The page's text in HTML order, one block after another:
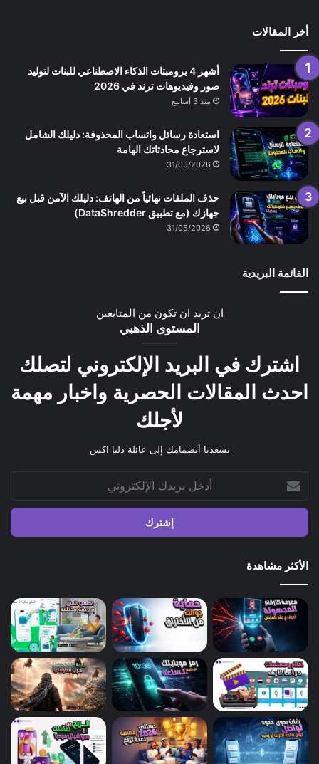
أخر المقالات
أشهر 4 برومبتات الذكاء الاصطناعي للبنات لتوليد
صور وفيديوهات ترند في 2026
منذ 3 أسابيع
استعادة رسائل واتساب المحذوفة: دليلك الشامل
لاسترجاع محادثاتك الهامة
31/05/2026
حذف الملفات نهائياً من الهاتف: دليلك الآمن قبل بيع
جهازك (مع تطبيق DataShredder)
31/05/2026
القائمة البريدية
ان تريد ان تكون من المتابعين
المستوى الذهبي
اشترك في البريد الإلكتروني لتصلك
احدث المقالات الحصرية واخبار مهمة
لأجلك
يسعدنا أنضمامك إلى عائلة دلتا اكس
بريدك
الإلكتروني
الأكثر مشاهدة